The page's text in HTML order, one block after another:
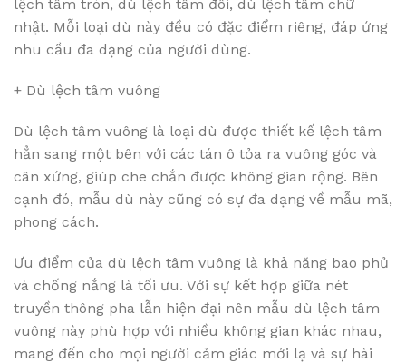
lệch tâm tròn, dù lệch tâm đôi, dù lệch tâm chữ
nhật. Mỗi loại dù này đều có đặc điểm riêng, đáp ứng
nhu cầu đa dạng của người dùng.
+ Dù lệch tâm vuông
Dù lệch tâm vuông là loại dù được thiết kế lệch tâm
hẳn sang một bên với các tán ô tỏa ra vuông góc và
cân xứng, giúp che chắn được không gian rộng. Bên
cạnh đó, mẫu dù này cũng có sự đa dạng về mẫu mã,
phong cách.
Ưu điểm của dù lệch tâm vuông là khả năng bao phủ
và chống nắng là tối ưu. Với sự kết hợp giữa nét
truyền thông pha lẫn hiện đại nên mẫu dù lệch tâm
vuông này phù hợp với nhiều không gian khác nhau,
mang đến cho mọi người cảm giác mới lạ và sự hài